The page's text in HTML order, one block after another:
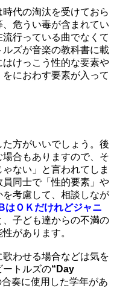
代の淘汰を受けておら
危うい毒が含まれてい
行っている曲でなくて
ズが音楽の教科書に載
けっこう性的な要素や
におわす要素が入って
方がいいでしょう。後
合もありますので、そ
ない」と言われてしま
同士で「性的要素」や
を考慮して、相談しなが
はＯＫだけれどジャニ
子ども達からの不満の
があります。
わせる場合などは気を
ートルズの“Day
奏に使用した学年があ